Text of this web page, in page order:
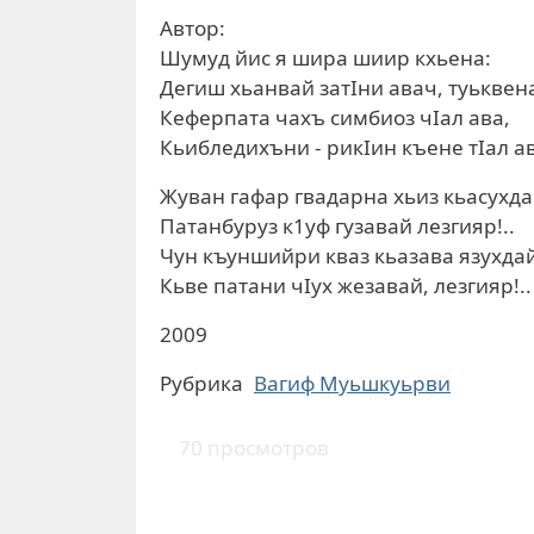
Автор:
Шумуд йис я шира шиир кхьена:
Дегиш хьанвай затIни авач,
Кеферпата чахъ симбиоз чIал ава,
Кьибледихъни - рикIин къене тIал
Жуван гафар гвадарна хьиз
Патанбуруз к1уф гузавай лезгияр!..
Чун къуншийри кваз кьазава
Кьве патани чIух жезавай, лезгияр!..
2009
Рубрика Вагиф Муьшкуьрви
70 просмотров